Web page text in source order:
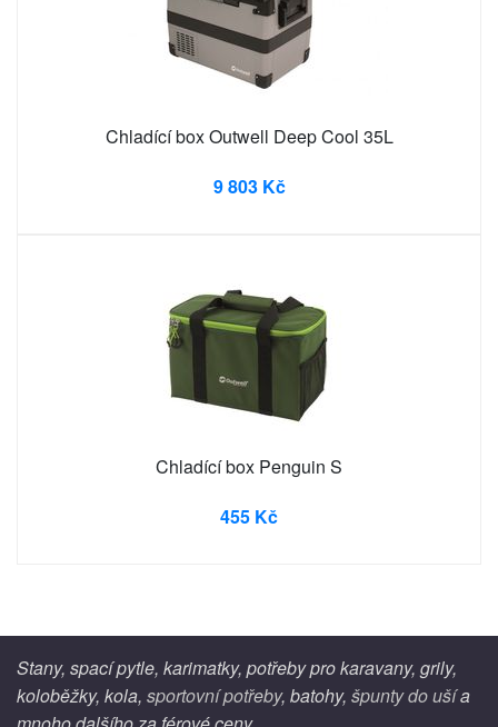
Chladící box Outwell Deep Cool 35L
9 803 Kč
Chladící box Penguin S
455 Kč
Stany, spací pytle, karimatky, potřeby pro karavany, grily,
koloběžky, kola, sportovní potřeby, batohy, špunty do ušía